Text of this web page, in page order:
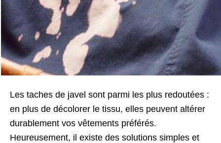
Les taches de javel sont parmi les plus redoutées :
en plus de décolorer le tissu, elles peuvent altérer
durablement vos vêtements préférés.
Heureusement, il existe des solutions simples et